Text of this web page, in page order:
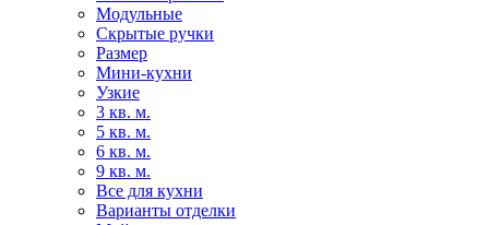
Модульные
Скрытые ручки
Размер
Мини-кухни
Узкие
3 кв. м.
5 кв. м.
6 кв. м.
9 кв. м.
Все для кухни
Варианты отделки